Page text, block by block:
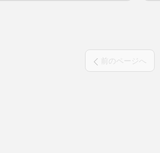
前のページへ